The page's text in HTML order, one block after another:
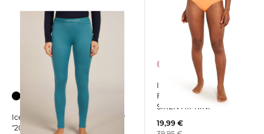
Icebreaker | Damen Base Layer
"200 Oasis Leggings"
Icebreaker | Damen
Funktionsunterhose
SIREN HIPKINI
19,99 €